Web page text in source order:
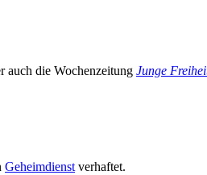
auch die Wochenzeitung Junge
Geheimdienst verhaftet.